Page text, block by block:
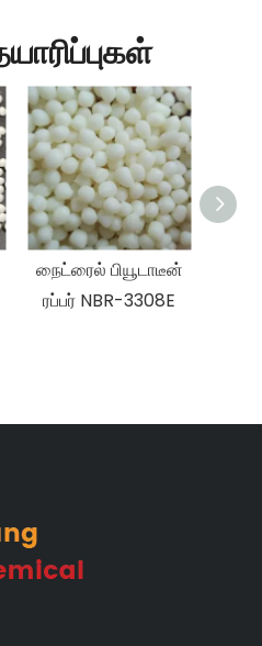
நைட்ரைல் பியூடாடீன்
ரப்பர் NBR-3308E